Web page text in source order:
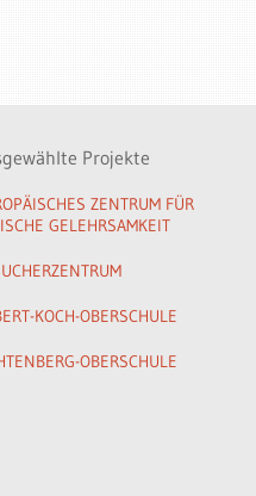
Projekte
ZENTRUM FÜR
GELEHRSAMKEIT
KOCH-OBERSCHULE
OBERSCHULE